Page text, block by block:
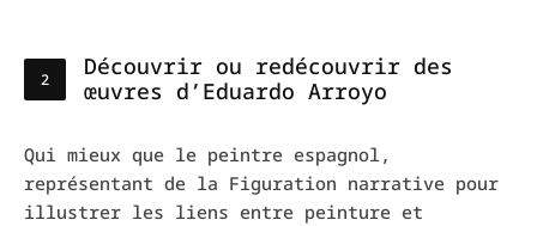
Découvrir ou redécouvrir des
œuvres d’Eduardo Arroyo
Qui mieux que le peintre espagnol,
représentant de la Figuration narrative pour
illustrer les liens entre peinture et